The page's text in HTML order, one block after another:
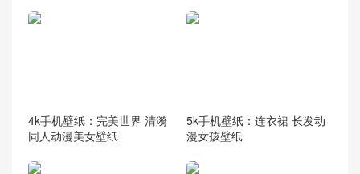
4k手机壁纸：完美世界 清漪
同人动漫美女壁纸
5k手机壁纸：连衣裙 长发动
漫女孩壁纸